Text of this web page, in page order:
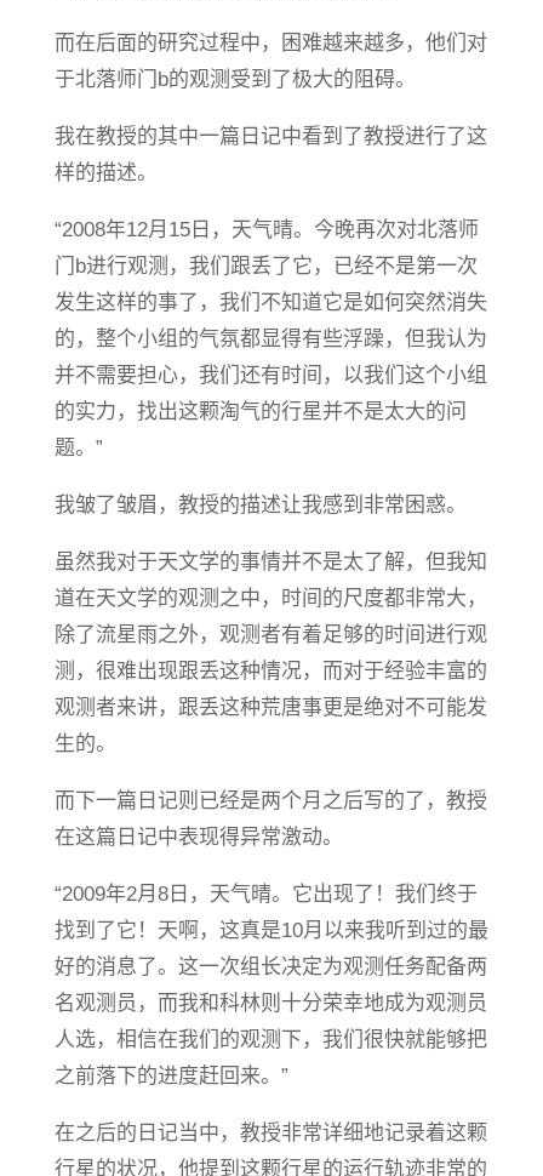
而在后面的研究过程中，困难越来越多，他们对
于北落师门b的观测受到了极大的阻碍。
我在教授的其中一篇日记中看到了教授进行了这
样的描述。
“2008年12月15日，天气晴。今晚再次对北落师
门b进行观测，我们跟丢了它，已经不是第一次
发生这样的事了，我们不知道它是如何突然消失
的，整个小组的气氛都显得有些浮躁，但我认为
并不需要担心，我们还有时间，以我们这个小组
的实力，找出这颗淘气的行星并不是太大的问
题。”
我皱了皱眉，教授的描述让我感到非常困惑。
虽然我对于天文学的事情并不是太了解，但我知
道在天文学的观测之中，时间的尺度都非常大，
除了流星雨之外，观测者有着足够的时间进行观
测，很难出现跟丢这种情况，而对于经验丰富的
观测者来讲，跟丢这种荒唐事更是绝对不可能发
生的。
而下一篇日记则已经是两个月之后写的了，教授
在这篇日记中表现得异常激动。
“2009年2月8日，天气晴。它出现了！我们终于
找到了它！天啊，这真是10月以来我听到过的最
好的消息了。这一次组长决定为观测任务配备两
名观测员，而我和科林则十分荣幸地成为观测员
人选，相信在我们的观测下，我们很快就能够把
之前落下的进度赶回来。”
在之后的日记当中，教授非常详细地记录着这颗
行星的状况，他提到这颗行星的运行轨迹非常的